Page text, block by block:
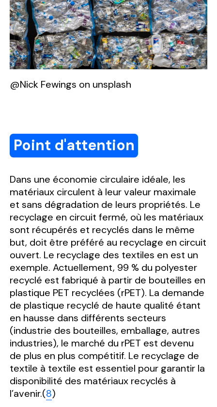
@Nick Fewings on unsplash
Point d'attention
Dans une économie circulaire idéale, les
matériaux circulent à leur valeur maximale
et sans dégradation de leurs propriétés. Le
recyclage en circuit fermé, où les matériaux
sont récupérés et recyclés dans le même
but, doit être préféré au recyclage en circuit
ouvert. Le recyclage des textiles en est un
exemple. Actuellement, 99 % du polyester
recyclé est fabriqué à partir de bouteilles en
plastique PET recyclées (rPET). La demande
de plastique recyclé de haute qualité étant
en hausse dans différents secteurs
(industrie des bouteilles, emballage, autres
industries), le marché du rPET est devenu
de plus en plus compétitif. Le recyclage de
textile à textile est essentiel pour garantir la
disponibilité des matériaux recyclés à
l’avenir.(8)